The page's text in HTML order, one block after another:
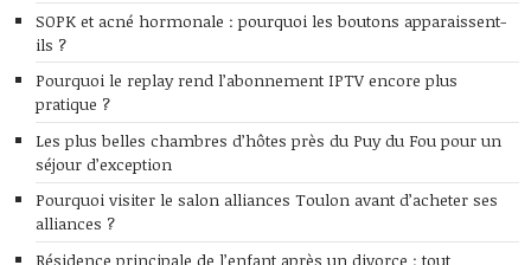
SOPK et acné hormonale : pourquoi les boutons apparaissent-
ils ?
Pourquoi le replay rend l’abonnement IPTV encore plus
pratique ?
Les plus belles chambres d’hôtes près du Puy du Fou pour un
séjour d’exception
Pourquoi visiter le salon alliances Toulon avant d’acheter ses
alliances ?
Résidence principale de l’enfant après un divorce : tout